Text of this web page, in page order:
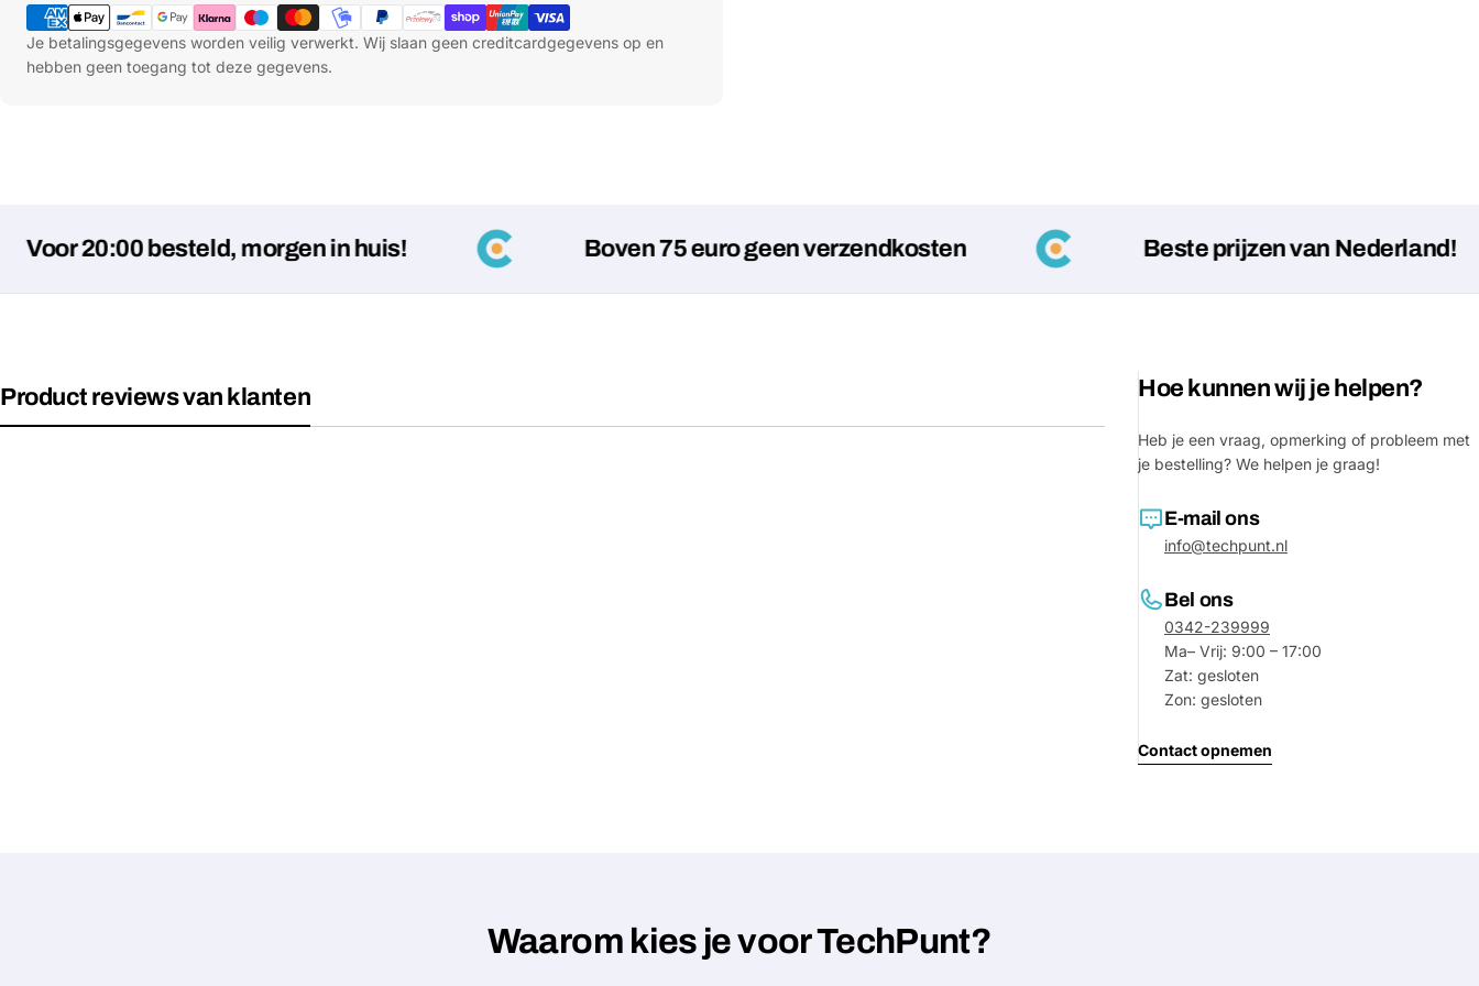
Je betalingsgegevens worden veilig verwerkt. Wij slaan geen creditcardgegevens op en
hebben geen toegang tot deze gegevens.
20:00 besteld, morgen in huis! Boven 75 euro geen verzendkosten Beste prijzen van Nederland!
Product reviews van klanten Hoe kunnen wij je helpen?
Heb je een vraag, opmerking of probleem met
je bestelling? We helpen je graag!
E-mail ons
info@techpunt.nl
Bel ons
0342-239999
Ma– Vrij: 9:00 – 17:00
Zat: gesloten
Zon: gesloten
Contact opnemen
Waarom kies je voor TechPunt?